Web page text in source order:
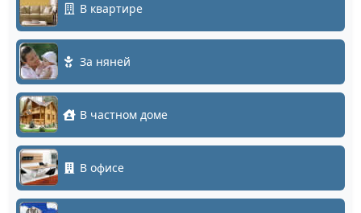
В квартире
За няней
В частном доме
В офисе